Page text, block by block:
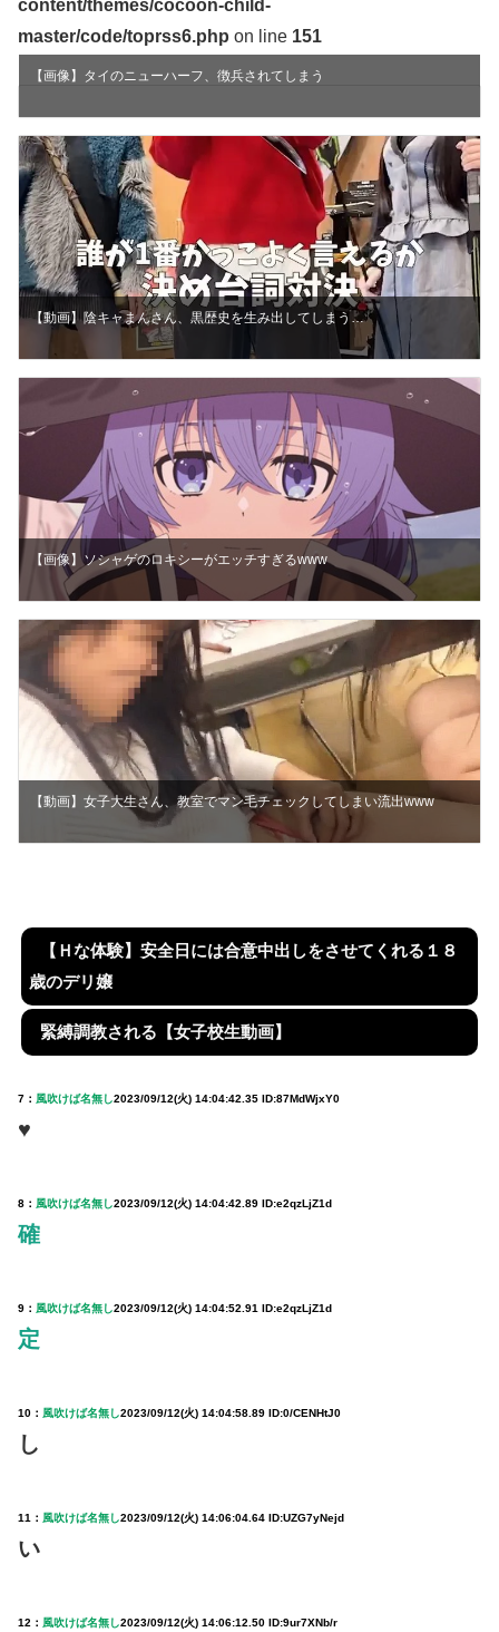
content/themes/cocoon-child-
master/code/toprss6.php on line 151
【画像】タイのニューハーフ、徴兵されてしまう
【動画】陰キャまんさん、黒歴史を生み出してしまう…
【画像】ソシャゲのロキシーがエッチすぎるwww
【動画】女子大生さん、教室でマン毛チェックしてしまい流出www
【Ｈな体験】安全日には合意中出しをさせてくれる１８
歳のデリ嬢
緊縛調教される【女子校生動画】
7： 風吹けば名無し2023/09/12(火) 14:04:42.35 ID:87MdWjxY0
♥
8： 風吹けば名無し2023/09/12(火) 14:04:42.89 ID:e2qzLjZ1d
確
9： 風吹けば名無し2023/09/12(火) 14:04:52.91 ID:e2qzLjZ1d
定
10： 風吹けば名無し2023/09/12(火) 14:04:58.89 ID:0/CENHtJ0
し
11： 風吹けば名無し2023/09/12(火) 14:06:04.64 ID:UZG7yNejd
い
12： 風吹けば名無し2023/09/12(火) 14:06:12.50 ID:9ur7XNb/r